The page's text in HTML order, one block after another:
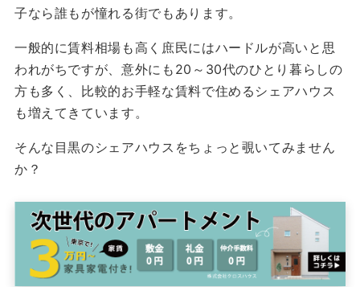
子なら誰もが憧れる街でもあります。
一般的に賃料相場も高く庶民にはハードルが高いと思
われがちですが、意外にも20～30代のひとり暮らしの
方も多く、比較的お手軽な賃料で住めるシェアハウス
も増えてきています。
そんな目黒のシェアハウスをちょっと覗いてみません
か？